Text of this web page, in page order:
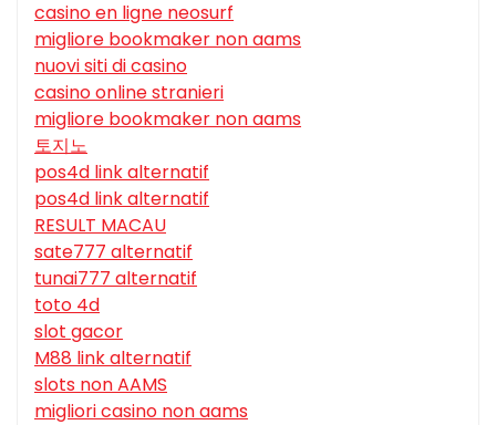
casino en ligne neosurf
migliore bookmaker non aams
nuovi siti di casino
casino online stranieri
migliore bookmaker non aams
토지노
pos4d link alternatif
pos4d link alternatif
RESULT MACAU
sate777 alternatif
tunai777 alternatif
toto 4d
slot gacor
M88 link alternatif
slots non AAMS
migliori casino non aams